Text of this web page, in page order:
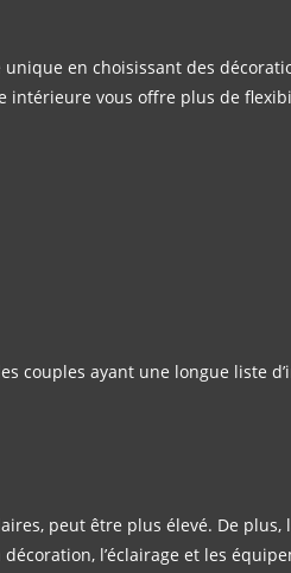
en choisissant des
intérieure vous offre plus de
couples ayant une longue liste
peut être plus élevé. De plus,
l’éclairage et les